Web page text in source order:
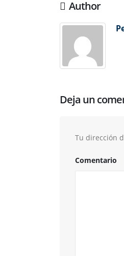
Author
Deja un
Tu dirección
Comentario